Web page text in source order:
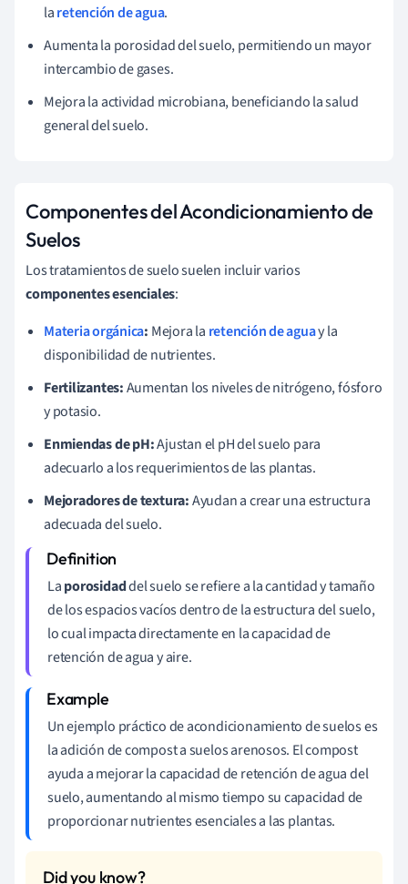
laretención de agua.
Aumenta la porosidad del suelo, permitiendo un mayor
intercambio de gases.
Mejora la actividad microbiana, beneficiando la salud
general del suelo.
Componentes del Acondicionamiento de
Suelos
Los tratamientos de suelo suelen incluir varios
componentes esenciales:
Materia orgánica: Mejora la retención de aguay la
disponibilidad de nutrientes.
Fertilizantes:Aumentan los niveles de nitrógeno, fósforo
y potasio.
Enmiendas de pH:Ajustan el pH del suelo para
adecuarlo a los requerimientos de las plantas.
Mejoradores de textura:Ayudan a crear una estructura
adecuada del suelo.
Laporosidaddel suelo se refiere a la cantidad y tamaño
de los espacios vacíos dentro de la estructura del suelo,
lo cual impacta directamente en la capacidad de
retención de agua y aire.
Un ejemplo práctico de acondicionamiento de suelos es
la adición de compost a suelos arenosos. El compost
ayuda a mejorar la capacidad de retención de agua del
suelo, aumentando al mismo tiempo su capacidad de
proporcionar nutrientes esenciales a las plantas.